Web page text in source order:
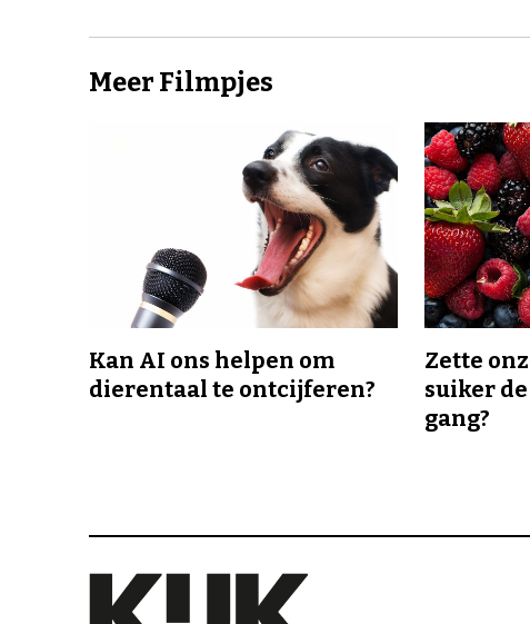
Meer Filmpjes
Kan AI ons helpen om
dierentaal te ontcijferen?
Zette
suiker
gang?